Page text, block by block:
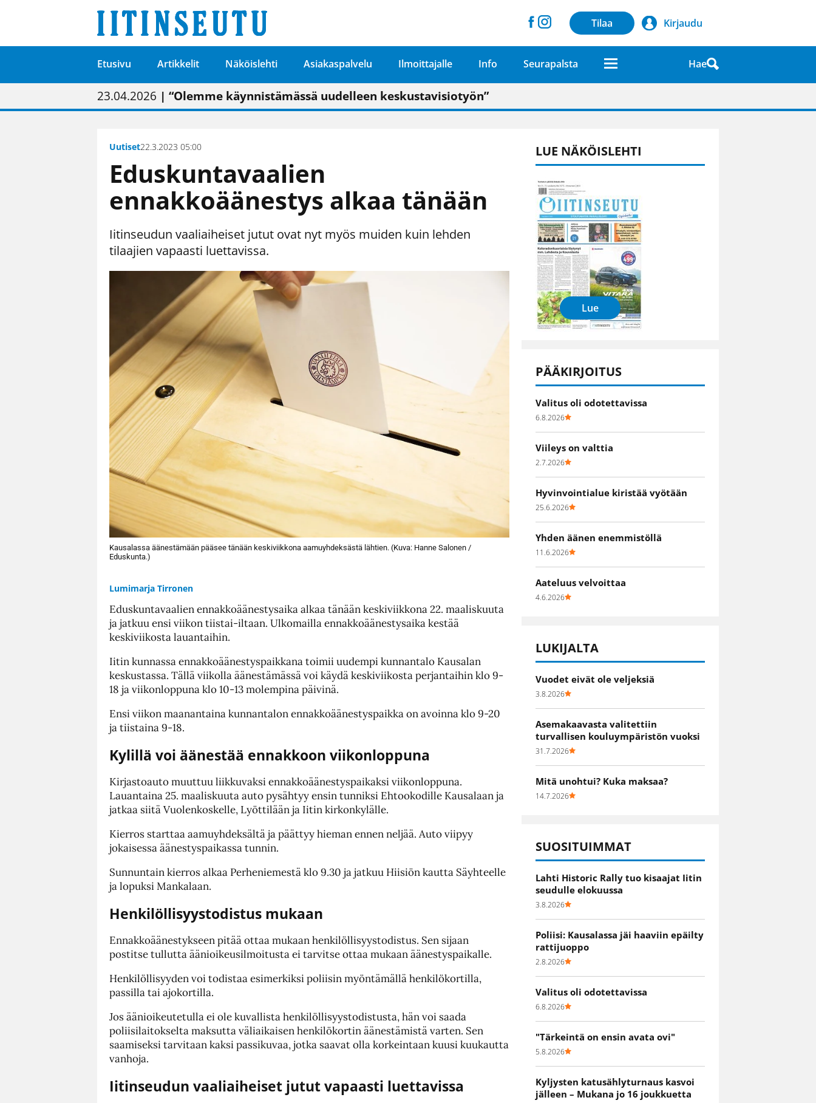
Tilaa Kirjaudu
Etusivu Artikkelit Näköislehti Asiakaspalvelu Ilmoittajalle Info Seurapalsta Hae
01.02.2026 | Painon vaihtumisen pitäisi näkyä hieman parempana painojäljen laatuna lehdessä
05.02.2026 | Uudistettu kunnantalo on valoisa
23.04.2026 | “Olemme käynnistämässä uudelleen keskustavisiotyön”
09.05.2026| "Maalla on totuttu elämään omavaraisemmin kuin kaupungissa"
Uutiset22.3.2023 05:00
Eduskuntavaalien
ennakkoäänestys alkaa tänään
Iitinseudun vaaliaiheiset jutut ovat nyt myös muiden kuin lehden
tilaajien vapaasti luettavissa.
Kausalassa äänestämään pääsee tänään keskiviikkona aamuyhdeksästä lähtien. (Kuva: Hanne Salonen /
Eduskunta.)
Lumimarja Tirronen
Eduskuntavaalien ennakkoäänestysaika alkaa tänään keskiviikkona 22. maaliskuuta
ja jatkuu ensi viikon tiistai-iltaan. Ulkomailla ennakkoäänestysaika kestää
keskiviikosta lauantaihin.
Iitin kunnassa ennakkoäänestyspaikkana toimii uudempi kunnantalo Kausalan
keskustassa. Tällä viikolla äänestämässä voi käydä keskiviikosta perjantaihin klo 9-
18 ja viikonloppuna klo 10-13 molempina päivinä.
Ensi viikon maanantaina kunnantalon ennakkoäänestyspaikka on avoinna klo 9-20
ja tiistaina 9-18.
Kylillä voi äänestää ennakkoon viikonloppuna
Kirjastoauto muuttuu liikkuvaksi ennakkoäänestyspaikaksi viikonloppuna.
Lauantaina 25. maaliskuuta auto pysähtyy ensin tunniksi Ehtookodille Kausalaan ja
jatkaa siitä Vuolenkoskelle, Lyöttilään ja Iitin kirkonkylälle.
Kierros starttaa aamuyhdeksältä ja päättyy hieman ennen neljää. Auto viipyy
jokaisessa äänestyspaikassa tunnin.
Sunnuntain kierros alkaa Perheniemestä klo 9.30 ja jatkuu Hiisiön kautta Säyhteelle
ja lopuksi Mankalaan.
Henkilöllisyystodistus mukaan
Ennakkoäänestykseen pitää ottaa mukaan henkilöllisyystodistus. Sen sijaan
postitse tullutta äänioikeusilmoitusta ei tarvitse ottaa mukaan äänestyspaikalle.
Henkilöllisyyden voi todistaa esimerkiksi poliisin myöntämällä henkilökortilla,
passilla tai ajokortilla.
Jos äänioikeutetulla ei ole kuvallista henkilöllisyystodistusta, hän voi saada
poliisilaitokselta maksutta väliaikaisen henkilökortin äänestämistä varten. Sen
saamiseksi tarvitaan kaksi passikuvaa, jotka saavat olla korkeintaan kuusi kuukautta
vanhoja.
Iitinseudun vaaliaiheiset jutut vapaasti luettavissa
LUE NÄKÖISLEHTI
Lue
PÄÄKIRJOITUS
Valitus oli odotettavissa
6.8.2026
Viileys on valttia
2.7.2026
Hyvinvointialue kiristää vyötään
25.6.2026
Yhden äänen enemmistöllä
11.6.2026
Aateluus velvoittaa
4.6.2026
LUKIJALTA
Vuodet eivät ole veljeksiä
3.8.2026
Asemakaavasta valitettiin
turvallisen kouluympäristön vuoksi
31.7.2026
Mitä unohtui? Kuka maksaa?
14.7.2026
SUOSITUIMMAT
Lahti Historic Rally tuo kisaajat Iitin
seudulle elokuussa
3.8.2026
Poliisi: Kausalassa jäi haaviin epäilty
rattijuoppo
2.8.2026
Valitus oli odotettavissa
6.8.2026
"Tärkeintä on ensin avata ovi"
5.8.2026
Kyljysten katusählyturnaus kasvoi
jälleen – Mukana jo 16 joukkuetta